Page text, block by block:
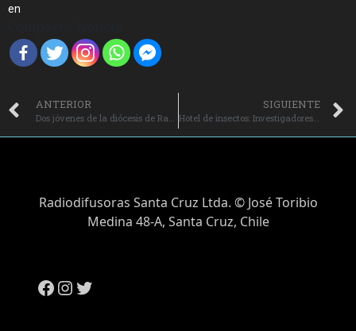
en
ANTERIOR SIGUIENTE
Hotel de insectos: Investigadores de INIA Rayentué impulsan atractiva práctica agroecológica.
Radiodifusoras Santa Cruz Ltda. © José Toribio
Medina 48-A, Santa Cruz, Chile